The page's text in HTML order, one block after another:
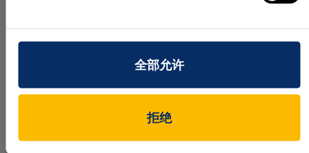
全部允许
拒绝